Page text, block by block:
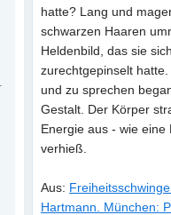
hatte? Lang und
schwarzen Haaren
Heldenbild, das sie
zurechtgepinselt
und zu sprechen
Gestalt. Der Körper
Energie aus - wie
verhieß.
Aus:
Hartmann. München: